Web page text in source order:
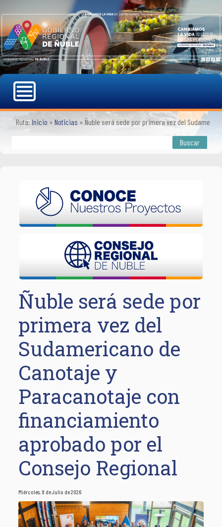
Ruta: Inicio » Noticias » Ñuble será sede por primera vez del
Ñuble será sede por
primera vez del
Sudamericano de
Canotaje y
Paracanotaje con
financiamiento
aprobado por el
Consejo Regional
Miércoles, 8 de Julio de 2026